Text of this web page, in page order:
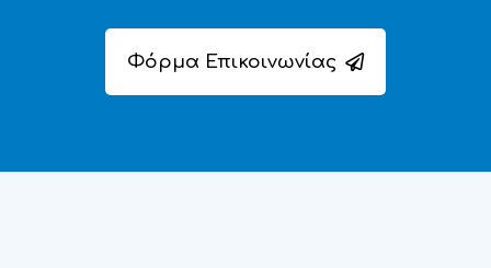
Φόρμα Επικοινωνίας